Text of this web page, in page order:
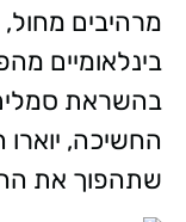
מרהיבים מחול,
בינלאומיים
בהשראת
החשיכה,
שתהפוך את